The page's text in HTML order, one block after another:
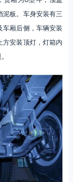
板。车身安装有三
厢后侧，车辆安装
安装顶灯，灯箱内